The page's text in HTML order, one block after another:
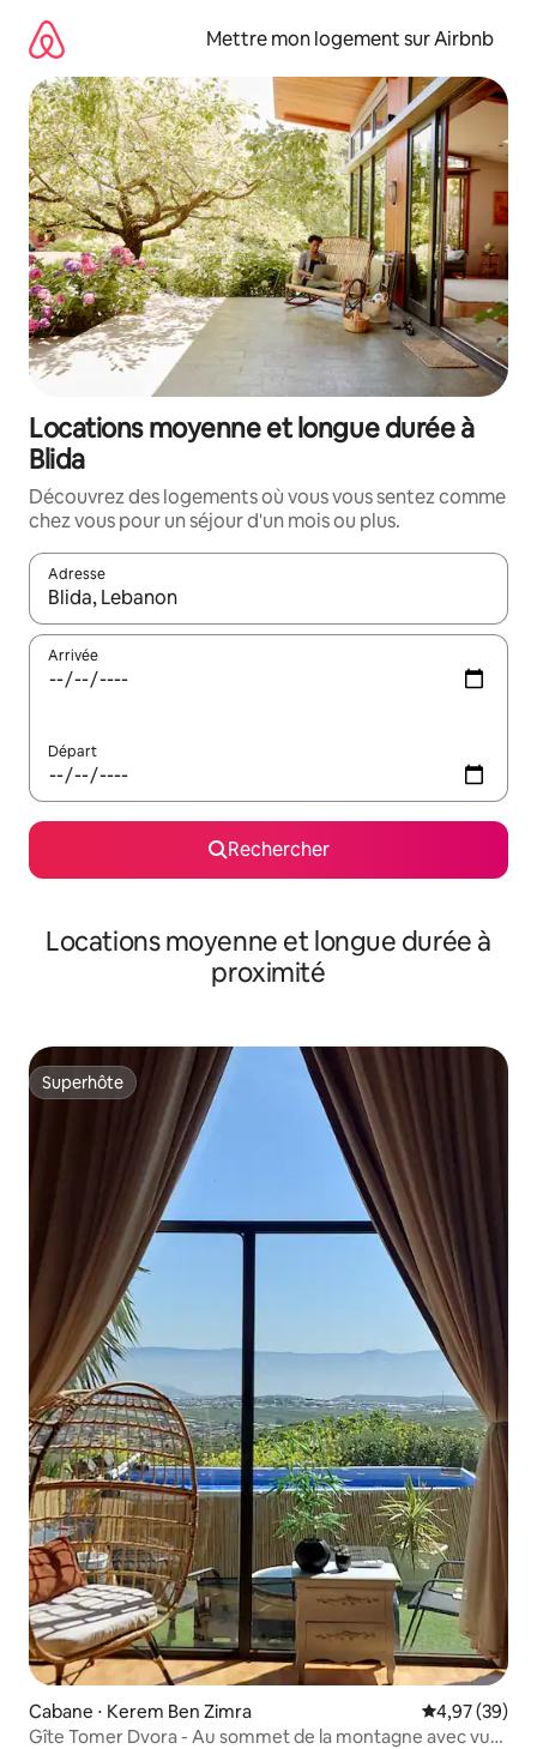
directement
contenu
Mettre mon logement sur Airbnb
Locations moyenne et longue durée à
Blida
Découvrez des logements où vous vous sentez comme
chez vous pour un séjour d'un mois ou plus.
Adresse
Lorsque les résultats s'affichent, utilisez les flèches vers le
Arrivée
Départ
Rechercher
Locations moyenne et longue durée à
proximité
Superhôte
Superhôte
Cabane ⋅ Kerem Ben Zimra Évaluation
4,97 (39)
Gîte Tomer Dvora - Au sommet de la montagne avec vue.